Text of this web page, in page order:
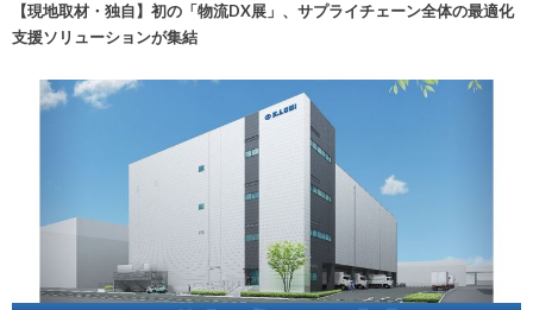
【現地取材・独自】初の「物流DX展」、サプライチェーン全体の最適化
支援ソリューションが集結